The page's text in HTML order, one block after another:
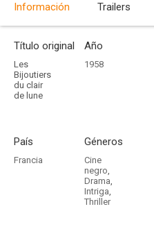
Información Trailers
Título original
Les
Bijoutiers
du clair
de lune
Año
1958
País
Francia
Géneros
Cine
negro,
Drama,
Intriga,
Thriller